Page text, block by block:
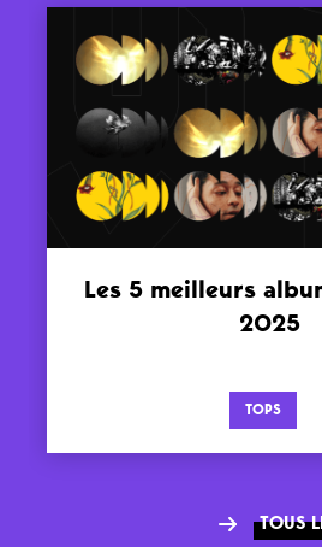
Les 5 meilleurs
2025
TOPS
TOUS